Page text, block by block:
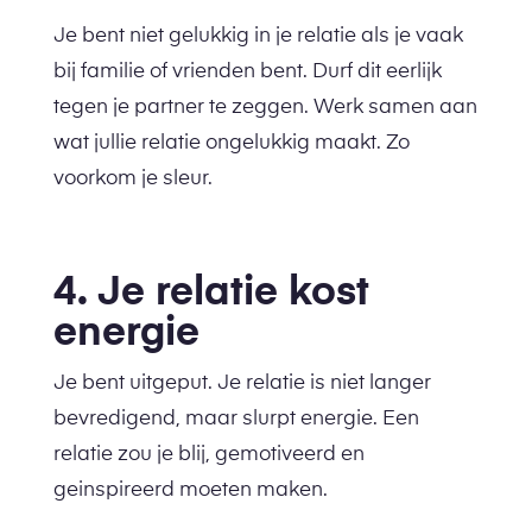
Je bent niet gelukkig in je relatie als je vaak
bij familie of vrienden bent. Durf dit eerlijk
tegen je partner te zeggen. Werk samen aan
wat jullie relatie ongelukkig maakt. Zo
voorkom je sleur.
4. Je relatie kost
energie
Je bent uitgeput. Je relatie is niet langer
bevredigend, maar slurpt energie. Een
relatie zou je blij, gemotiveerd en
geinspireerd moeten maken.